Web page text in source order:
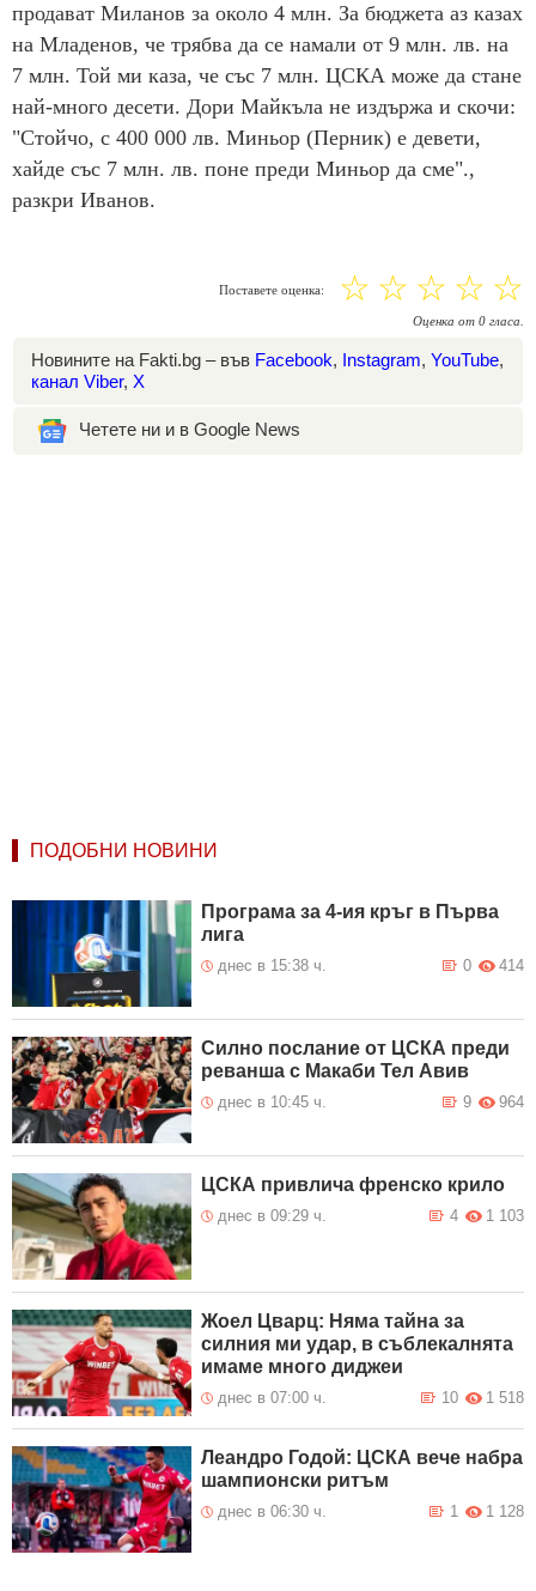
продават Миланов за около 4 млн. За бюджета аз казах
на Младенов, че трябва да се намали от 9 млн. лв. на
7 млн. Той ми каза, че със 7 млн. ЦСКА може да стане
най-много десети. Дори Майкъла не издържа и скочи:
"Стойчо, с 400 000 лв. Миньор (Перник) е девети,
хайде със 7 млн. лв. поне преди Миньор да сме".,
разкри Иванов.
Поставете оценка: ☆
☆
☆
☆
☆
Оценка от 0 гласа.
Новините на Fakti.bg – във Facebook, Instagram, YouTube,
канал Viber, X
Четете ни и в Google News
ПОДОБНИ НОВИНИ
Програма за 4-ия кръг в Първа
лига
днес в 15:38 ч. 414
0
Силно послание от ЦСКА преди
реванша с Макаби Тел Авив
днес в 10:45 ч. 964
9
ЦСКА привлича френско крило
днес в 09:29 ч. 1 103
4
Жоел Цварц: Няма тайна за
силния ми удар, в съблекалнята
имаме много диджеи
днес в 07:00 ч. 1 518
10
Леандро Годой: ЦСКА вече набра
шампионски ритъм
днес в 06:30 ч. 1 128
1